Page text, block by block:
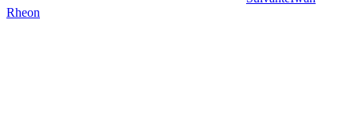
Rheon